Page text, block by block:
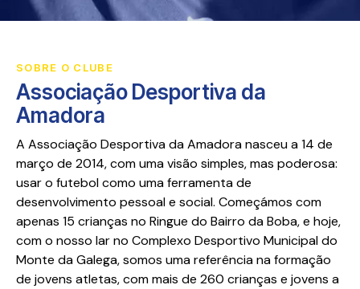
SOBRE O CLUBE
Associação Desportiva da
Amadora
A Associação Desportiva da Amadora nasceu a 14 de
março de 2014, com uma visão simples, mas poderosa:
usar o futebol como uma ferramenta de
desenvolvimento pessoal e social. Começámos com
apenas 15 crianças no Ringue do Bairro da Boba, e hoje,
com o nosso lar no Complexo Desportivo Municipal do
Monte da Galega, somos uma referência na formação
de jovens atletas, com mais de 260 crianças e jovens a